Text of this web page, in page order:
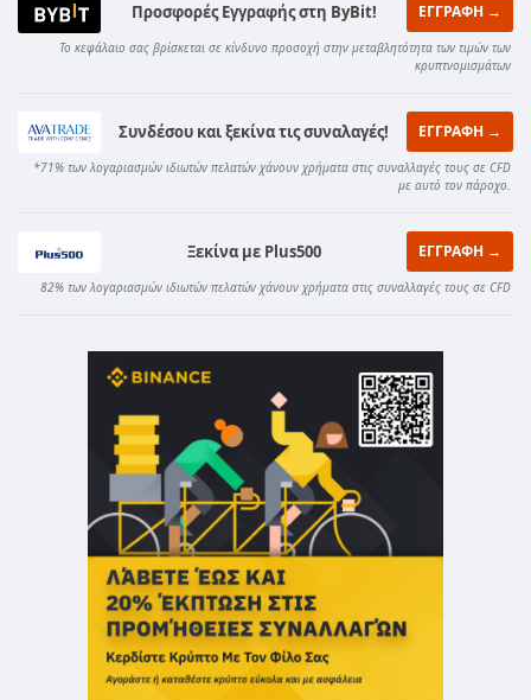
Προσφορές Εγγραφής στη ByBit! ΕΓΓΡΑΦΗ →
Το κεφάλαιο σας βρίσκεται σε κίνδυνο προσοχή στην μεταβλητότητα των τιμών των
κρυπτνομισμάτων
Συνδέσου και ξεκίνα τις συναλαγές! ΕΓΓΡΑΦΗ →
*71% των λογαριασμών ιδιωτών πελατών χάνουν χρήματα στις συναλλαγές τους σε CFD
με αυτό τον πάροχο.
Ξεκίνα με Plus500 ΕΓΓΡΑΦΗ →
82% των λογαριασμών ιδιωτών πελατών χάνουν χρήματα στις συναλλαγές τους σε CFD